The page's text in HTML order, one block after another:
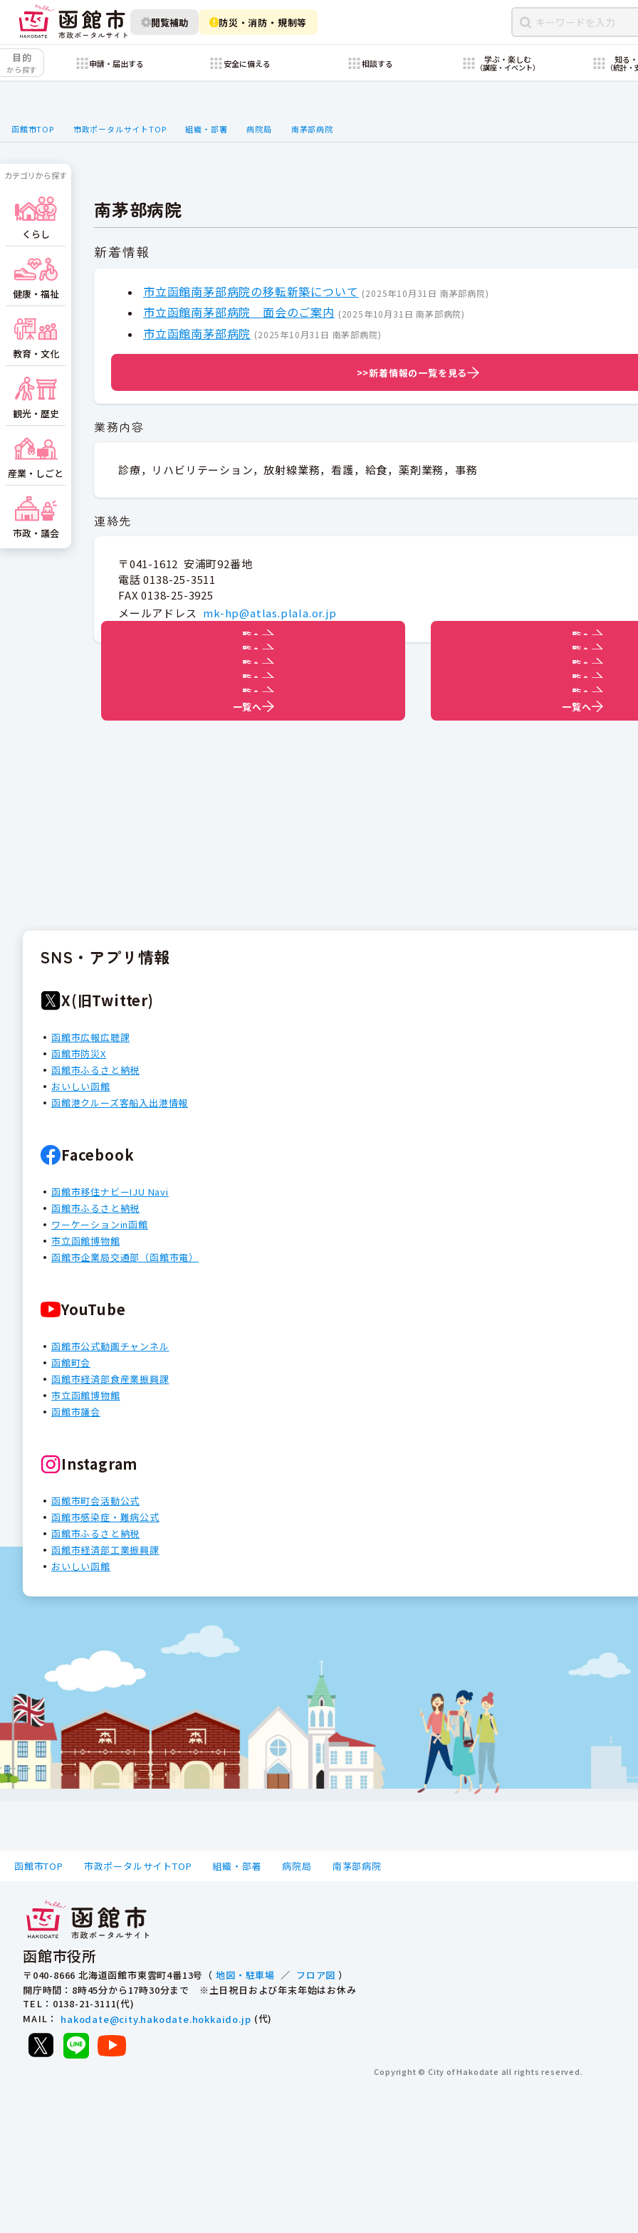
閲覧補助 防災・消防・規制等
目的
から探す
申請・届出する 安全に備える 相談する 学ぶ・楽しむ
（講座・イベント）
知る
（統計・
函館市TOP 市政ポータルサイトTOP 組織・部署 病院局 南茅部病院
南茅部病院
新着情報
市立函館南茅部病院の移転新築について (2025年10月31日 南茅部病院)
市立函館南茅部病院 面会のご案内 (2025年10月31日 南茅部病院)
市立函館南茅部病院 (2025年10月31日 南茅部病院)
>>新着情報の一覧を見る
業務内容
診療，リハビリテーション，放射線業務，看護，給食，薬剤業務，事務
連絡先
〒041-1612 安浦町92番地
電話 0138-25-3511
FAX 0138-25-3925
メールアドレス mk-hp@atlas.plala.or.jp
一覧へ
一覧へ
一覧へ
一覧へ
一覧へ
一覧へ
一覧へ
一覧へ
一覧へ
一覧へ
一覧へ
一覧へ
カテゴリから探す
くらし
健康・福祉
教育・文化
観光・歴史
産業・しごと
市政・議会
SNS・アプリ情報
X(旧Twitter)
函館市広報広聴課
函館市防災X
函館市ふるさと納税
おいしい函館
函館港クルーズ客船入出港情報
Facebook
函館市移住ナビーIJU Navi
函館市ふるさと納税
ワーケーションin函館
市立函館博物館
函館市企業局交通部（函館市電）
YouTube
函館市公式動画チャンネル
函館町会
函館市経済部食産業振興課
市立函館博物館
函館市議会
Instagram
函館市町会活動公式
函館市感染症・難病公式
函館市ふるさと納税
函館市経済部工業振興課
おいしい函館
函館市TOP 市政ポータルサイトTOP 組織・部署 病院局 南茅部病院
函館市役所
〒040-8666 北海道函館市東雲町4番13号（ 地図・駐車場 ／ フロア図 ）
開庁時間：8時45分から17時30分まで ※土日祝日および年末年始はお休み
TEL ：0138-21-3111(代)
MAIL ： hakodate@city.hakodate.hokkaido.jp (代)
Copyright © City of Hakodate all rights reserved.